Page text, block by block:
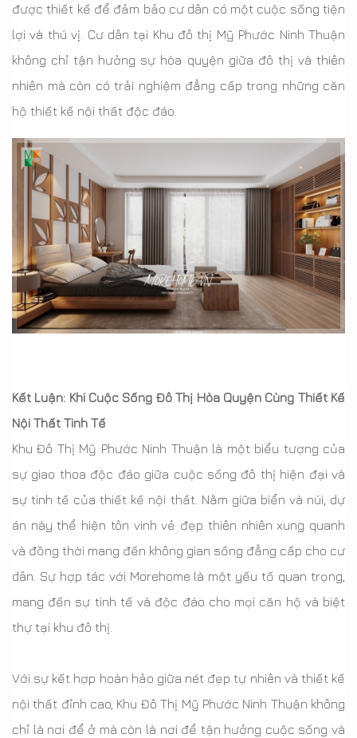
được thiết kế để đảm bảo cư dân có một cuộc sống tiện
lợi và thú vị. Cư dân tại Khu đô thị Mỹ Phước Ninh Thuận
không chỉ tận hưởng sự hòa quyện giữa đô thị và thiên
nhiên mà còn có trải nghiệm đẳng cấp trong những căn
hộ thiết kế nội thất độc đáo.
Kết Luận: Khi Cuộc Sống Đô Thị Hòa Quyện Cùng Thiết Kế
Nội Thất Tinh Tế
Khu Đô Thị Mỹ Phước Ninh Thuận là một biểu tượng của
sự giao thoa độc đáo giữa cuộc sống đô thị hiện đại và
sự tinh tế của thiết kế nội thất. Nằm giữa biển và núi, dự
án này thể hiện tôn vinh vẻ đẹp thiên nhiên xung quanh
và đồng thời mang đến không gian sống đẳng cấp cho cư
dân. Sự hợp tác với Morehome là một yếu tố quan trọng,
mang đến sự tinh tế và độc đáo cho mọi căn hộ và biệt
thự tại khu đô thị.
Với sự kết hợp hoàn hảo giữa nét đẹp tự nhiên và thiết kế
nội thất đỉnh cao, Khu Đô Thị Mỹ Phước Ninh Thuận không
chỉ là nơi để ở mà còn là nơi để tận hưởng cuộc sống và